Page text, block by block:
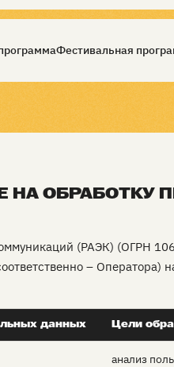
Фестивальная
НА
(РАЭК) (ОГРН
– Оператора)
данных Цели
анализ